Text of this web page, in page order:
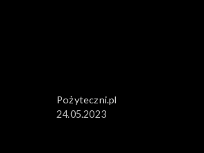
Pożyteczni.pl
24.05.2023